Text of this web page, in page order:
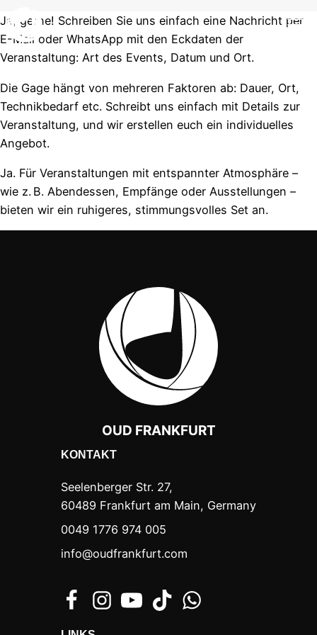
Ja, gerne! Schreiben Sie uns einfach eine Nachricht per
E-Mail oder WhatsApp mit den Eckdaten der
Veranstaltung: Art des Events, Datum und Ort.
Die Gage hängt von mehreren Faktoren ab: Dauer, Ort,
Technikbedarf etc. Schreibt uns einfach mit Details zur
Veranstaltung, und wir erstellen euch ein individuelles
Angebot.
Ja. Für Veranstaltungen mit entspannter Atmosphäre –
wie z. B. Abendessen, Empfänge oder Ausstellungen –
bieten wir ein ruhigeres, stimmungsvolles Set an.
KONTAKT
Seelenberger Str. 27,
60489 Frankfurt am Main, Germany
0049 1776 974 005
info@oudfrankfurt.com
OUD FRANKFURT